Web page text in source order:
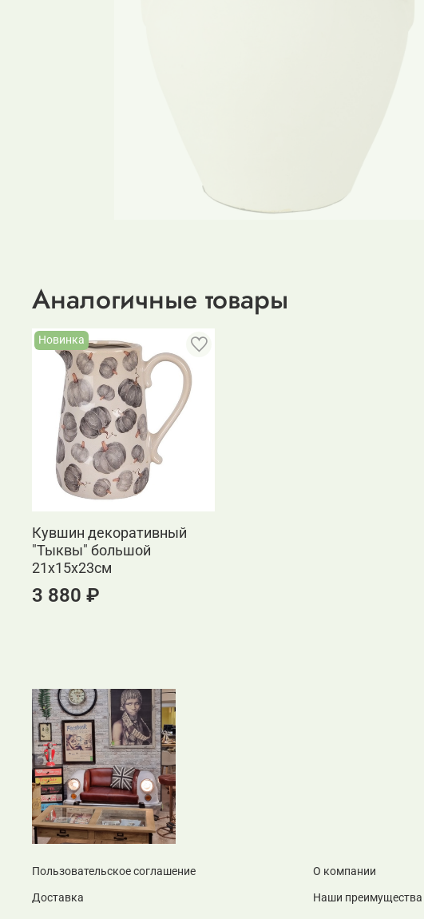
Аналогичные товары
Новинка
Кувшин декоративный
"Тыквы" большой
21x15x23см
3 880 ₽
Пользовательское соглашение
Доставка
О компании
Наши преимущества